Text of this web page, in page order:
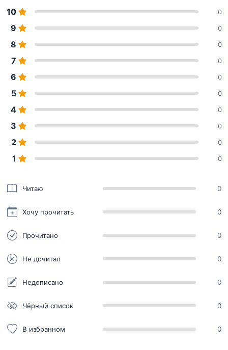
10 0
9 0
8 0
7 0
6 0
5 0
4 0
3 0
2 0
1 0
Читаю 0
Хочу прочитать 0
Прочитано 0
Не дочитал 0
Недописано 0
Чёрный список 0
В избранном 0